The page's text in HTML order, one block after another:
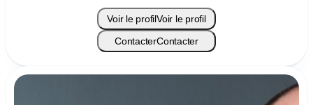
Voir le profilVoir le profil
ContacterContacter